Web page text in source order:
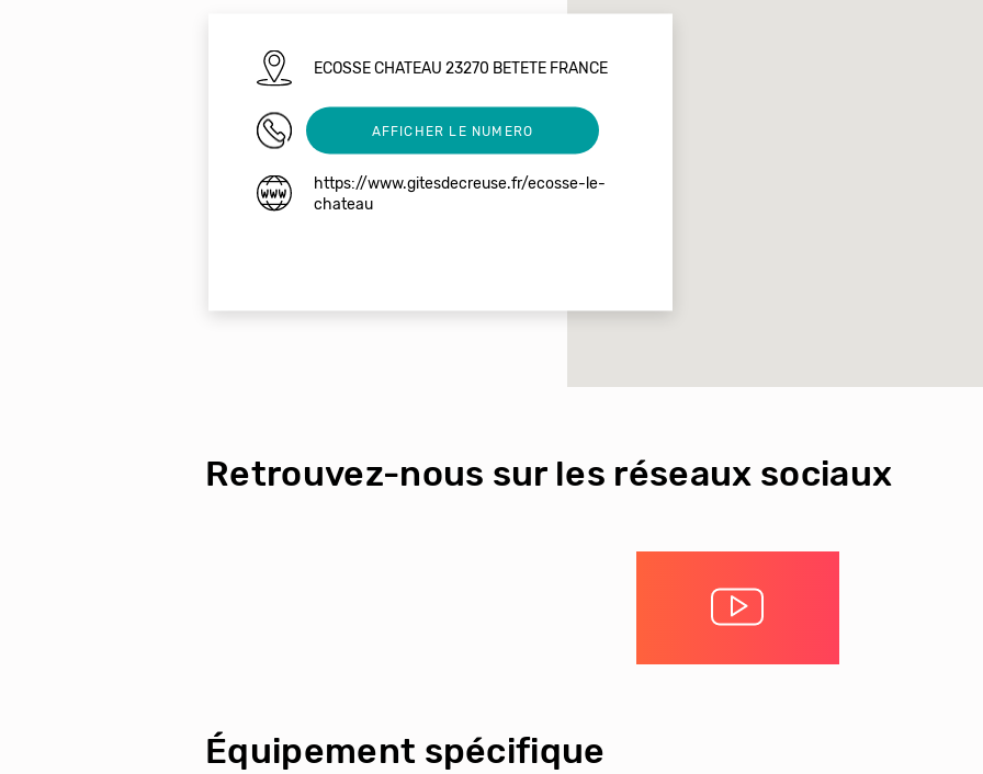
ECOSSE CHATEAU 23270 BETETE FRANCE
0781640161AFFICHER LE NUMERO
https://www.gitesdecreuse.fr/ecosse-le-
chateau
Équipement spécifique
Retrouvez-nous sur les réseaux sociaux